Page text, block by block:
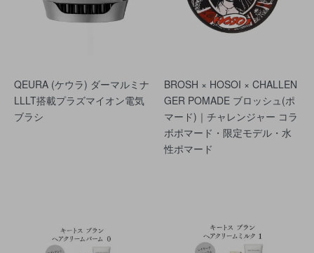
QEURA (ケウラ) ダーマルミナ
LLLT搭載プラズマイオン電気
ブラシ
BROSH × HOSOI × CHALLEN
GER POMADE ブロッシュ(ポ
マード)｜チャレンジャー コラ
ボポマード・限定モデル・水
性ポマード